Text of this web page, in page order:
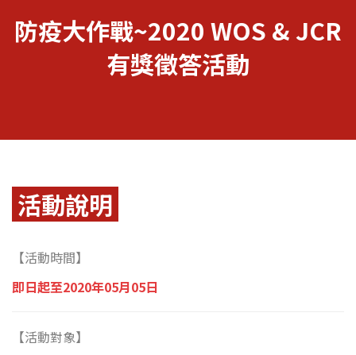
防疫大作戰~2020 WOS & JCR
有獎徵答活動
活動說明
【活動時間】
即日起至2020年05月05日
【活動對象】